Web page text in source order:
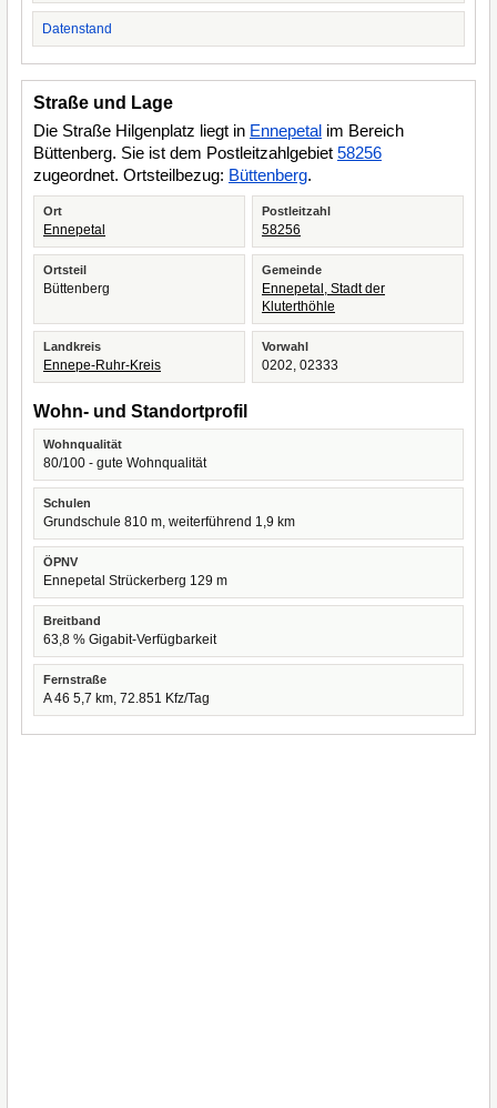
Datenstand
Straße und Lage
Die Straße Hilgenplatz liegt in Ennepetal im Bereich
Büttenberg. Sie ist dem Postleitzahlgebiet 58256
zugeordnet. Ortsteilbezug: Büttenberg.
Ort
Ennepetal
Postleitzahl
58256
Ortsteil
Büttenberg
Gemeinde
Ennepetal, Stadt der
Kluterthöhle
Landkreis
Ennepe-Ruhr-Kreis
Vorwahl
0202, 02333
Wohn- und Standortprofil
Wohnqualität
80/100 - gute Wohnqualität
Schulen
Grundschule 810 m, weiterführend 1,9 km
ÖPNV
Ennepetal Strückerberg 129 m
Breitband
63,8 % Gigabit-Verfügbarkeit
Fernstraße
A 46 5,7 km, 72.851 Kfz/Tag